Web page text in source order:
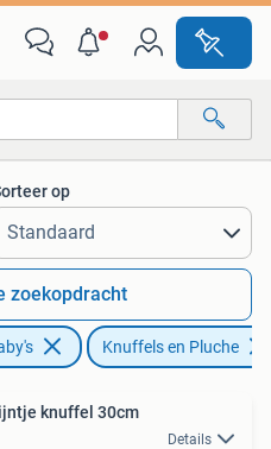
op
zoekopdracht
Knuffels en Pluche
knuffel 30cm
Details